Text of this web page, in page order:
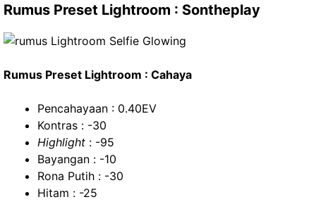
Rumus Preset Lightroom : Sontheplay
Rumus Preset Lightroom : Cahaya
Pencahayaan : 0.40EV
Kontras : -30
Highlight : -95
Bayangan : -10
Rona Putih : -30
Hitam : -25